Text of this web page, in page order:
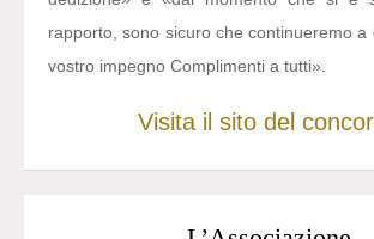
rapporto, sono sicuro che continueremo a
vostro impegno Complimenti a tutti».
Visita il sito del